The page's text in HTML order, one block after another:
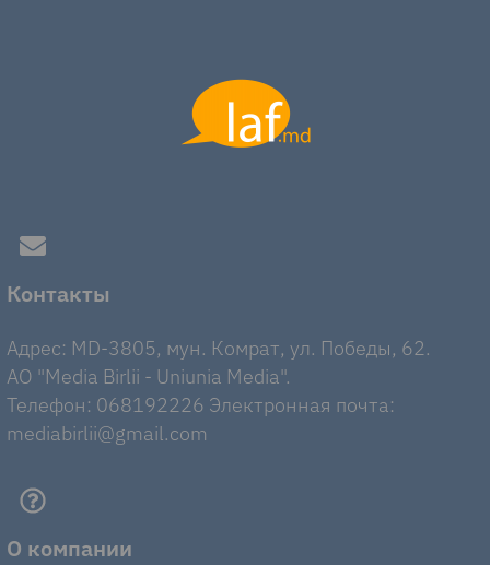
Контакты
Адрес: MD-3805, мун. Комрат, ул. Победы, 62.
AO "Media Birlii - Uniunia Media".
Телефон: 068192226 Электронная почта:
mediabirlii@gmail.com
О компании